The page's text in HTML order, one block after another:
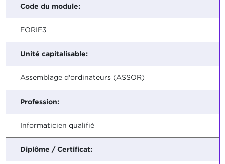
Code du module:
FORIF3
Unité capitalisable:
Assemblage d'ordinateurs (ASSOR)
Profession:
Informaticien qualifié
Diplôme / Certificat: